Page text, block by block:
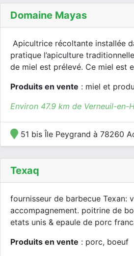
Domaine Mayas
Apicultrice récoltante installée
pratique l’apiculture
de miel est prélevé. Ce miel est
Produits en vente : miel et
Environ 47.9 km de Verneuil-en-
51 bis Île Peygrand à 78260
Texaq
fournisseur de barbecue Texan:
accompagnement. poitrine de
etats unis & epaule de porc
Produits en vente : porc, boeuf